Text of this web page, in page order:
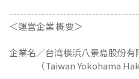
＜運営企業 概要＞
企業名／台湾橫浜八景島股份有
（Taiwan Yokohama